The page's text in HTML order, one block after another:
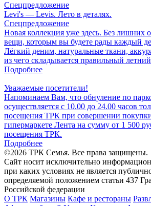
Спецпредложение
Levi's — Levis. Лето в деталях.
Спецпредложение
Новая коллекция уже здесь. Без лишних
вещи, которым вы будете рады каждый
Лёгкий деним, натуральные ткани,
из чего складывается правильный
Подробнее
Уважаемые посетители!
Напоминаем Вам, что обнуление по
осуществляется с 10.00 до 24.00 часов
посещения ТРК при совершении
гипермаркете Лента на сумму от 1 500
посещения ТРК.
Подробнее
©2026 ТРК Семья. Все права защищены.
Сайт носит исключительно
при каких условиях не является
определяемой положением статьи 437
Российской федерации
О ТРК Магазины Кафе и рестораны